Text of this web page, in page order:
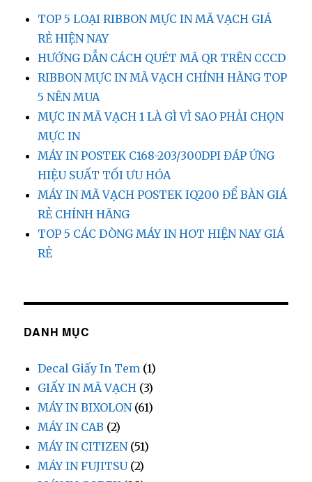
TOP 5 LOẠI RIBBON MỰC IN MÃ VẠCH GIÁ
RẺ HIỆN NAY
HƯỚNG DẪN CÁCH QUÉT MÃ QR TRÊN CCCD
RIBBON MỰC IN MÃ VẠCH CHÍNH HÃNG TOP
5 NÊN MUA
MỰC IN MÃ VẠCH 1 LÀ GÌ VÌ SAO PHẢI CHỌN
MỰC IN
MÁY IN POSTEK C168-203/300DPI ĐÁP ỨNG
HIỆU SUẤT TỐI ƯU HÓA
MÁY IN MÃ VẠCH POSTEK IQ200 ĐỂ BÀN GIÁ
RẺ CHÍNH HÃNG
TOP 5 CÁC DÒNG MÁY IN HOT HIỆN NAY GIÁ
RẺ
DANH MỤC
Decal Giấy In Tem (1)
GIẤY IN MÃ VẠCH (3)
MÁY IN BIXOLON(61)
MÁY IN CAB (2)
MÁY IN CITIZEN(51)
MÁY IN FUJITSU(2)